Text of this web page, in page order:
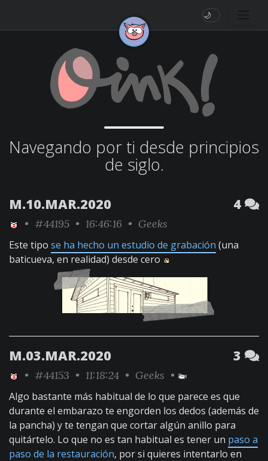
🌙
Navegando por ti desde principios
de siglo.
M.10.MAR.2020 4
• #44195 • 16:46:16 • Geeks
Este tipo se ha hecho un estudio de grabación (una
baticueva, en realidad) desde cero
M.03.MAR.2020 3
• #44153 • 11:18:24 • Geeks •
Algo bastante más habitual de lo que parece es que
durante el embarazo te engorden los dedos (además de
la pancha) y te tengan que cortar algún anillo para
quitártelo. Lo que no es tan habitual es tener un paso a
paso de la restauración, por si quieres intentarlo en